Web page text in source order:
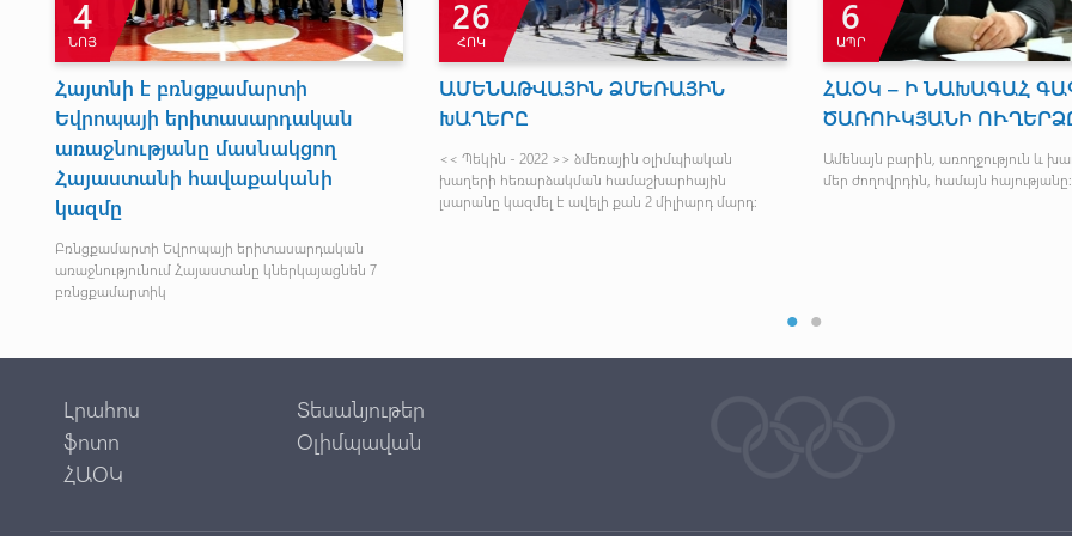
4
ՆՈՅ
Հայտնի է բռնցքամարտի
Եվրոպայի երիտասարդական
առաջնությանը մասնակցող
Հայաստանի հավաքականի
կազմը
Բռնցքամարտի Եվրոպայի երիտասարդական
առաջնությունում Հայաստանը կներկայացնեն 7
բռնցքամարտիկ
26
ՀՈԿ
ԱՄԵՆԱԹՎԱՅԻՆ ՁՄԵՌԱՅԻՆ
ԽԱՂԵՐԸ
<< Պեկին - 2022 >> ձմեռային օլիմպիական
խաղերի հեռարձակման համաշխարհային
լսարանը կազմել է ավելի քան 2 միլիարդ մարդ:
6
ԱՊՐ
ՀԱՕԿ – Ի ՆԱԽԱԳԱՀ
ԾԱՌՈՒԿՅԱՆԻ
Ամենայն բարին, առողջություն և
մեր ժողովրդին, համայն հայությանը:
Լրահոս
Տեսանյութեր
ֆոտո
Օլիմպավան
ՀԱՕԿ